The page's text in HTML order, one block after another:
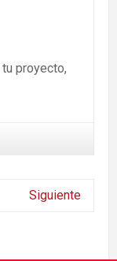
proyecto,
Siguiente